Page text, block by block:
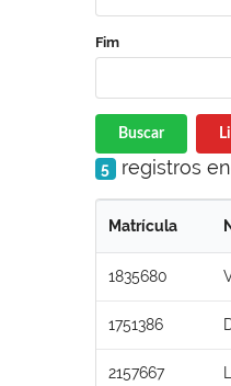
Fim
Buscar
5 registros
Matrícula
1835680
1751386
2157667